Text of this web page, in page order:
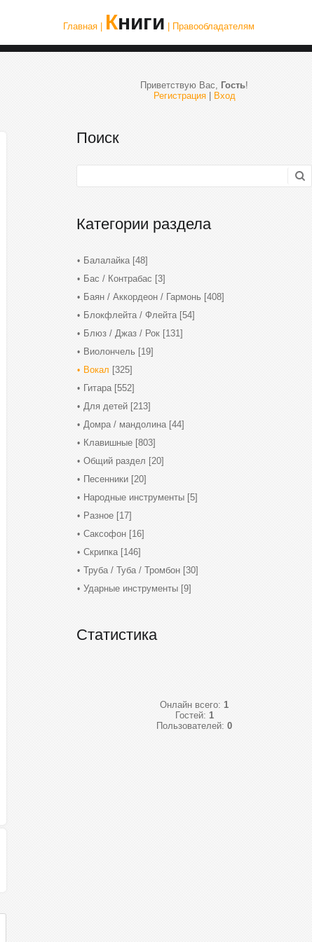
Главная | Книги | Правообладателям
Приветствую Вас, Гость!
Регистрация| Вход
Поиск
Категории раздела
Балалайка [48]
Бас / Контрабас [3]
Баян / Аккордеон / Гармонь [408]
Блокфлейта / Флейта [54]
Блюз / Джаз / Рок [131]
Виолончель [19]
Вокал [325]
Гитара [552]
Для детей [213]
Домра / мандолина [44]
Клавишные [803]
Общий раздел [20]
Песенники [20]
Народные инструменты [5]
Разное [17]
Саксофон [16]
Скрипка [146]
Труба / Туба / Тромбон [30]
Ударные инструменты [9]
Статистика
Онлайн всего: 1
Гостей: 1
Пользователей: 0